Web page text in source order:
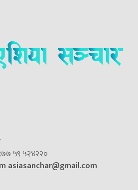
५९ ५२४२२०
asiasanchar@gmail.com